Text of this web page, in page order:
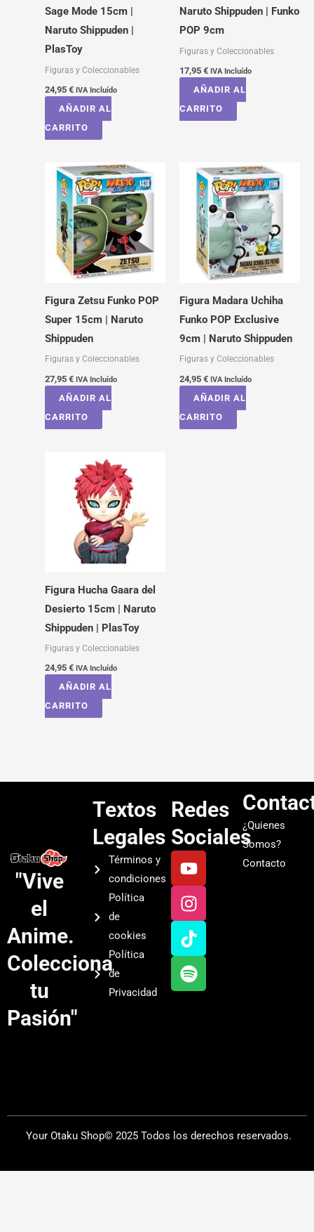
Sage Mode 15cm |
Naruto Shippuden |
PlasToy
Figuras y Coleccionables
24,95 € IVA Incluído
AÑADIR AL
CARRITO
Naruto Shippuden | Funko
POP 9cm
Figuras y Coleccionables
17,95 € IVA Incluído
AÑADIR AL
CARRITO
Figura Zetsu Funko POP
Super 15cm | Naruto
Shippuden
Figuras y Coleccionables
27,95 € IVA Incluído
AÑADIR AL
CARRITO
Figura Madara Uchiha
Funko POP Exclusive
9cm | Naruto Shippuden
Figuras y Coleccionables
24,95 € IVA Incluído
AÑADIR AL
CARRITO
Figura Hucha Gaara del
Desierto 15cm | Naruto
Shippuden | PlasToy
Figuras y Coleccionables
24,95 € IVA Incluído
AÑADIR AL
CARRITO
"Vive
el
Anime.
Colecciona
tu
Pasión"
Textos
Legales
Términos y
condiciones
Política
de
cookies
Política
de
Privacidad
Redes
Sociales
Y
o
u
t
u
b
e
I
n
s
t
a
g
r
a
T
i
k
t
o
k
S
p
o
t
i
f
y
¿Quienes
Somos?
Contacto
Your Otaku Shop© 2025 Todos los derechos reservados.